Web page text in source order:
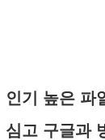
인기 높은 파
심고 구글과